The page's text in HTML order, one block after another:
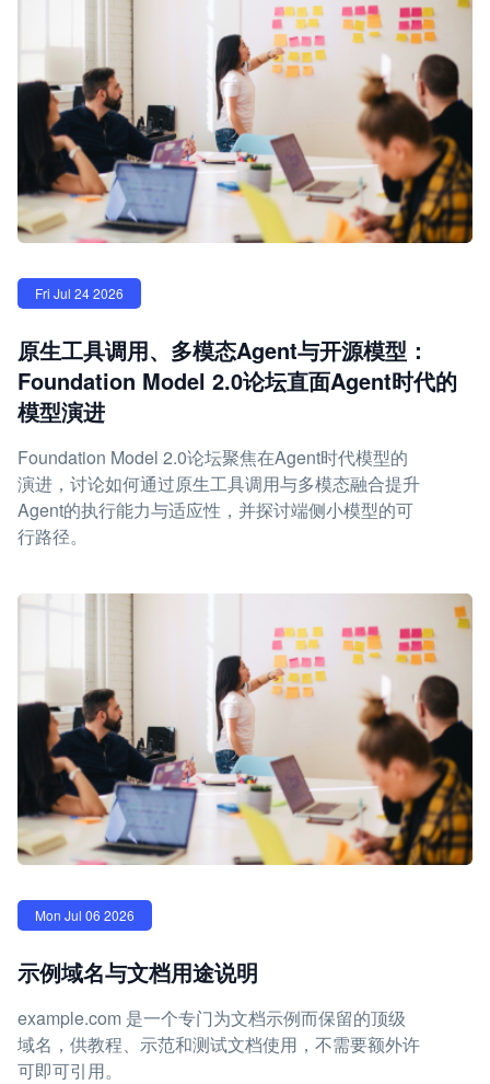
Fri Jul 24 2026
原生工具调用、多模态Agent与开源模型：
Foundation Model 2.0论坛直面Agent时代的
模型演进
Foundation Model 2.0论坛聚焦在Agent时代模型的
演进，讨论如何通过原生工具调用与多模态融合提升
Agent的执行能力与适应性，并探讨端侧小模型的可
行路径。
Mon Jul 06 2026
示例域名与文档用途说明
example.com 是一个专门为文档示例而保留的顶级
域名，供教程、示范和测试文档使用，不需要额外许
可即可引用。